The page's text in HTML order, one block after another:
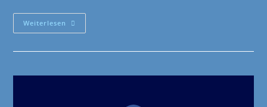
Weiterlesen „GOTTES
FRIEDEN“
Kurs